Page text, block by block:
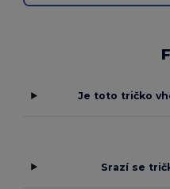
Je toto tričko
Srazí se